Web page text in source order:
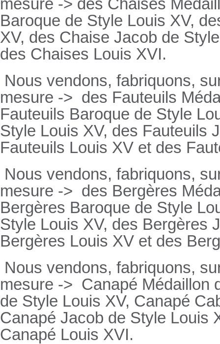
mesure -> des Chaises
Baroque de Style Louis XV,
XV, des Chaise Jacob de
des Chaises Louis XVI.
Nous vendons, fabriquons,
mesure -> des Fauteuils
Fauteuils Baroque de Style
Style Louis XV, des Fauteuils
Fauteuils Louis XV et des
Nous vendons, fabriquons,
mesure -> des Bergères
Bergères Baroque de Style
Style Louis XV, des Bergères
Bergères Louis XV et des
Nous vendons, fabriquons,
mesure -> Canapé Médaillon
de Style Louis XV, Canapé
Canapé Jacob de Style Louis
Canapé Louis XVI.